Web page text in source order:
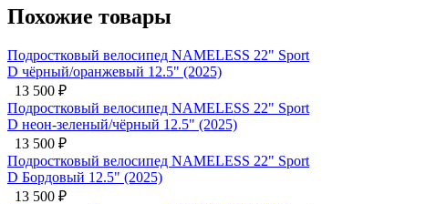
Похожие товары